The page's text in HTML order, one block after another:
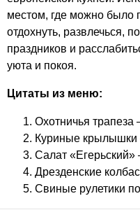
местом, где можно было
отдохнуть, развлечься,
праздников и
уюта и покоя.
Цитаты из меню:
Охотничья трапеза
Куриные
Салат
Дрезденские
Свиные рулетики